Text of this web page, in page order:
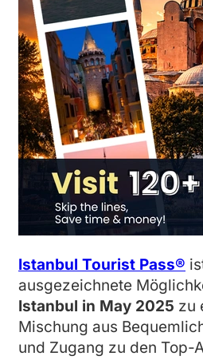
Istanbul Tourist Pass®
ausgezeichnete
Istanbul in May 2025 zu
Mischung aus
und Zugang zu den Top-